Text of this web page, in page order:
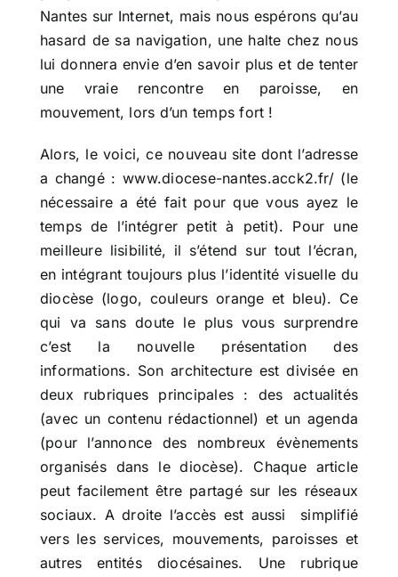
Nantes sur Internet, mais nous espérons qu’au
hasard de sa navigation, une halte chez nous
lui donnera envie d’en savoir plus et de tenter
une vraie rencontre en paroisse, en
mouvement, lors d’un temps fort !
Alors, le voici, ce nouveau site dont l’adresse
a changé : www.diocese-nantes.acck2.fr/ (le
nécessaire a été fait pour que vous ayez le
temps de l’intégrer petit à petit). Pour une
meilleure lisibilité, il s’étend sur tout l’écran,
en intégrant toujours plus l’identité visuelle du
diocèse (logo, couleurs orange et bleu). Ce
qui va sans doute le plus vous surprendre
c’est la nouvelle présentation des
informations. Son architecture est divisée en
deux rubriques principales : des actualités
(avec un contenu rédactionnel) et un agenda
(pour l’annonce des nombreux évènements
organisés dans le diocèse). Chaque article
peut facilement être partagé sur les réseaux
sociaux. A droite l’accès est aussi simplifié
vers les services, mouvements, paroisses et
autres entités diocésaines. Une rubrique